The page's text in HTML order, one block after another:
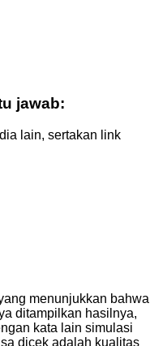
jawab:
lain, sertakan link
menunjukkan bahwa
ditampilkan hasilnya,
kata lain simulasi
dicek adalah kualitas